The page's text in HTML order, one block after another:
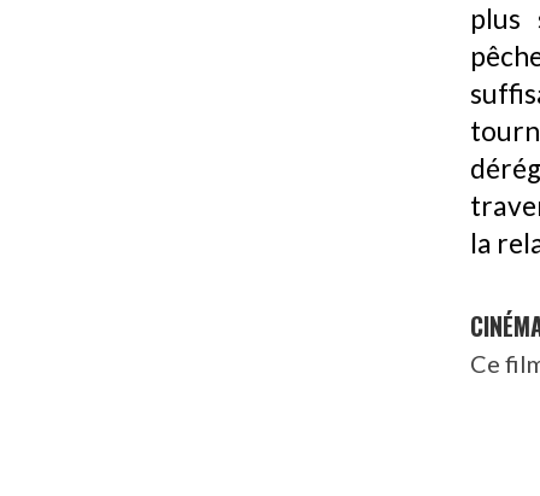
plus
la
Ce